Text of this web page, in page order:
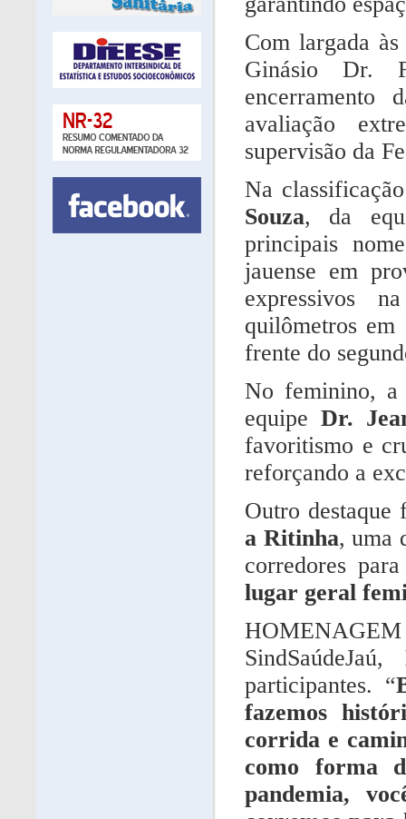
Com largada
Ginásio Dr.
avaliação
supervisão da
Na
Souza, da
principais
jauense em
expressivos
quilômetros em
frente do
No feminino,
equipe Dr.
favoritismo e
reforçando a
Outro
a Ritinha, uma
corredores
lugar geral
SindSaúdeJaú,
participantes. “
fazemos
corrida e
como forma
pandemia,